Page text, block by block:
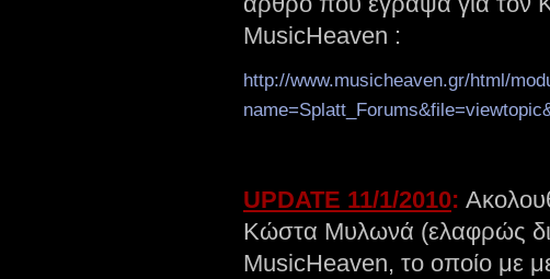
MusicHeaven :
http://www.musicheaven.gr/html/
UPDATE 11/1/2010:
Κώστα Μυλωνά (ελαφρώς
MusicHeaven, το οποίο με